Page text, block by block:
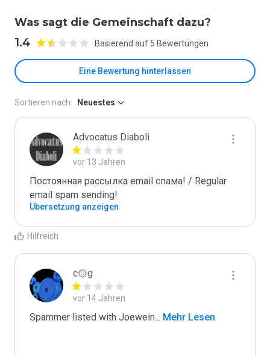
Was sagt die Gemeinschaft dazu?
1.4 Basierend auf 5 Bewertungen
Eine Bewertung hinterlassen
Sortieren nach: Neuestes
Advocatus Diaboli
vor 13 Jahren
Постоянная рассылка email спама! / Regular
email spam sending!
Übersetzung anzeigen
Hilfreich
c۞g
vor 14 Jahren
Spammer listed with Joewein ... Mehr Lesen